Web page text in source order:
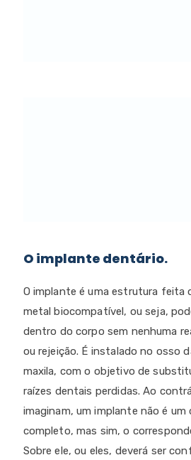
O implante dentário.
O implante é uma estrutura feita
metal biocompatível, ou seja,
dentro do corpo sem nenhuma
ou rejeição. É instalado no osso
maxila, com o objetivo de
raízes dentais perdidas. Ao
imaginam, um implante não é
completo, mas sim, o
Sobre ele, ou eles, deverá ser